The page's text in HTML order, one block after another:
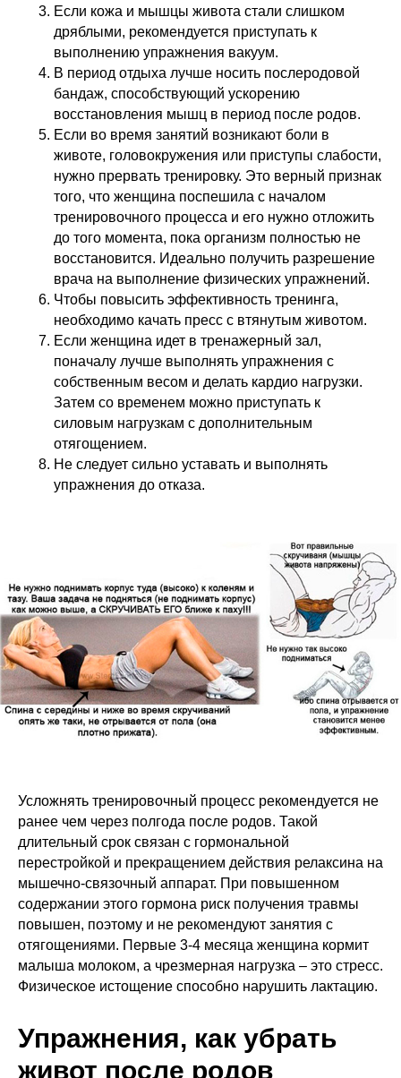
Если кожа и мышцы живота стали слишком
дряблыми, рекомендуется приступать к
выполнению упражнения вакуум.
В период отдыха лучше носить послеродовой
бандаж, способствующий ускорению
восстановления мышц в период после родов.
Если во время занятий возникают боли в
животе, головокружения или приступы слабости,
нужно прервать тренировку. Это верный признак
того, что женщина поспешила с началом
тренировочного процесса и его нужно отложить
до того момента, пока организм полностью не
восстановится. Идеально получить разрешение
врача на выполнение физических упражнений.
Чтобы повысить эффективность тренинга,
необходимо качать пресс с втянутым животом.
Если женщина идет в тренажерный зал,
поначалу лучше выполнять упражнения с
собственным весом и делать кардио нагрузки.
Затем со временем можно приступать к
силовым нагрузкам с дополнительным
отягощением.
Не следует сильно уставать и выполнять
упражнения до отказа.
Усложнять тренировочный процесс рекомендуется не
ранее чем через полгода после родов. Такой
длительный срок связан с гормональной
перестройкой и прекращением действия релаксина на
мышечно-связочный аппарат. При повышенном
содержании этого гормона риск получения травмы
повышен, поэтому и не рекомендуют занятия с
отягощениями. Первые 3-4 месяца женщина кормит
малыша молоком, а чрезмерная нагрузка – это стресс.
Физическое истощение способно нарушить лактацию.
Упражнения, как убрать
живот после родов